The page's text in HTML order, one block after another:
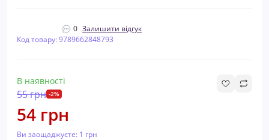
0 Залишити відгук
Код товару: 9789662848793
В наявності
55 грн -2%
54 грн
Ви заощаджуєте: 1 грн